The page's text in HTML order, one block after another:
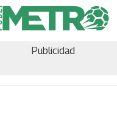
Publicidad